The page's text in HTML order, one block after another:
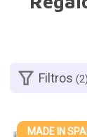
Filtros(2)
MADE IN